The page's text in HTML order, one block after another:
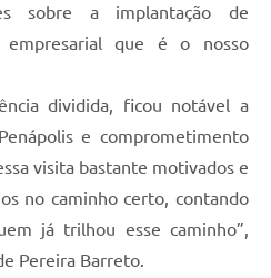
sobre a implantação de
empresarial que é o nosso
dividida, ficou notável a
e comprometimento
visita bastante motivados e
no caminho certo, contando
já trilhou esse caminho”,
Pereira Barreto.